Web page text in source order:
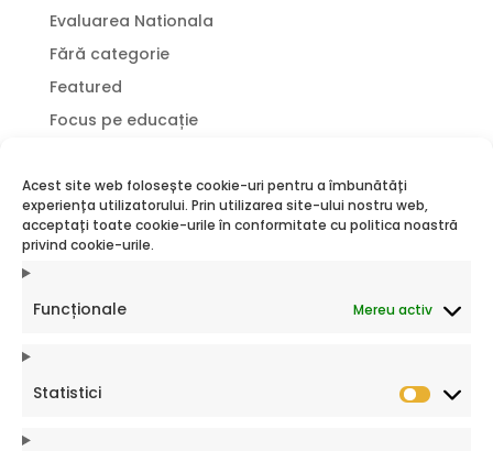
Acest site web folosește cookie-uri pentru a îmbunătăți
experiența utilizatorului. Prin utilizarea site-ului nostru web,
acceptați toate cookie-urile în conformitate cu politica noastră
privind cookie-urile.
Funcționale Mereu activ
Statistici
Evaluarea Nationala
Fără categorie
Featured
Focus pe educație
Jurnal de profesor
Lectură
povestea mea
proiecte
Proiecte Sociale